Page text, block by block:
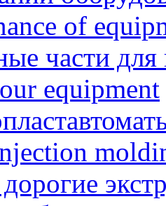
of
части для
equipment